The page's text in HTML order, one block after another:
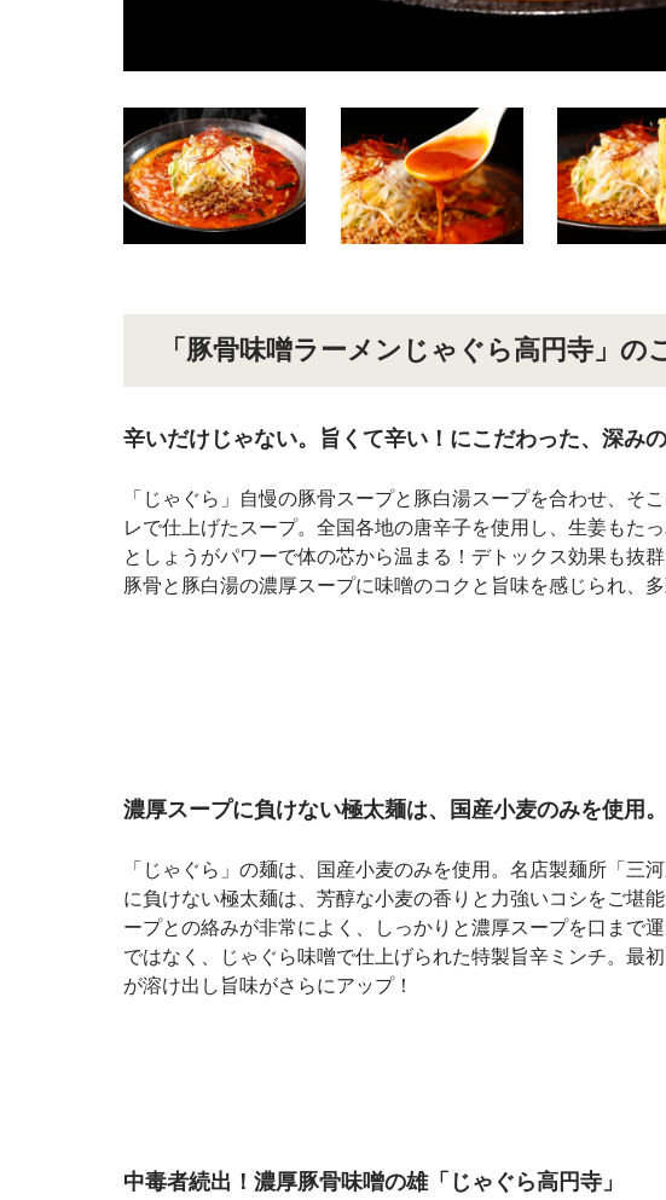
「豚骨味噌ラーメンじゃぐら高円寺」の
辛いだけじゃない。旨くて辛い！にこだわった、深み
「じゃぐら」自慢の豚骨スープと豚白湯スープを合わせ、そ
レで仕上げたスープ。全国各地の唐辛子を使用し、生姜もた
としょうがパワーで体の芯から温まる！デトックス効果も抜
豚骨と豚白湯の濃厚スープに味噌のコクと旨味を感じられ、
濃厚スープに負けない極太麺は、国産小麦のみを使用。
「じゃぐら」の麺は、国産小麦のみを使用。名店製麺所「三
に負けない極太麺は、芳醇な小麦の香りと力強いコシをご堪
ープとの絡みが非常によく、しっかりと濃厚スープを口まで
ではなく、じゃぐら味噌で仕上げられた特製旨辛ミンチ。最
が溶け出し旨味がさらにアップ！
中毒者続出！濃厚豚骨味噌の雄「じゃぐら高円寺」